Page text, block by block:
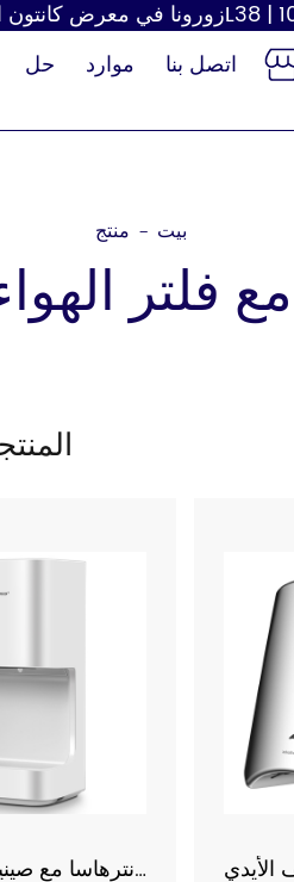
حل موارد اتصل بنا
بيت - منتج
مع فلتر
مجفف الأيدي عالي السرعة من إنترهاسا مع صينية مياه موديل A3889